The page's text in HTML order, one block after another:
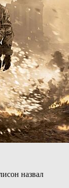
назвал